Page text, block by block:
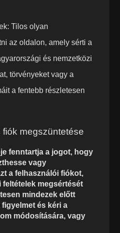
Tilos olyan
az oldalon, amely sérti a
és nemzetközi
törvényeket vagy a
a fentebb részletesen
megszüntetése
fenntartja a jogot, hogy
vagy
a felhasználói fiókot,
feltételek megsértését
mindezek előtt
és kéri a
módosítására, vagy